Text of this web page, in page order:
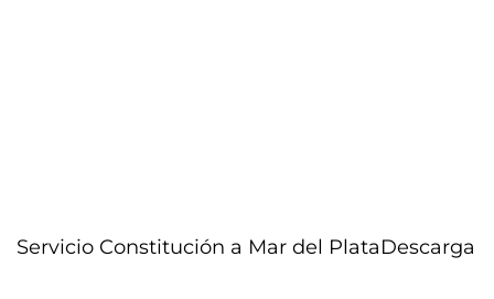
Servicio Constitución a Mar del PlataDescarga